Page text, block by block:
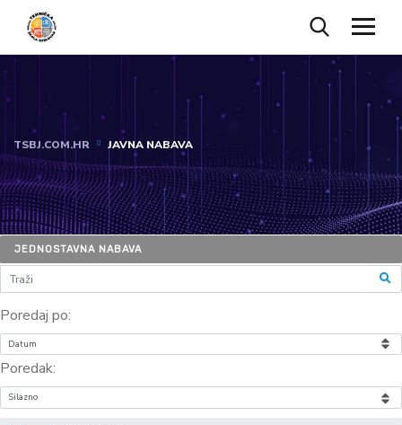
TSBJ.COM.HR JAVNA NABAVA
JEDNOSTAVNA NABAVA
Poredaj po:
Poredak: